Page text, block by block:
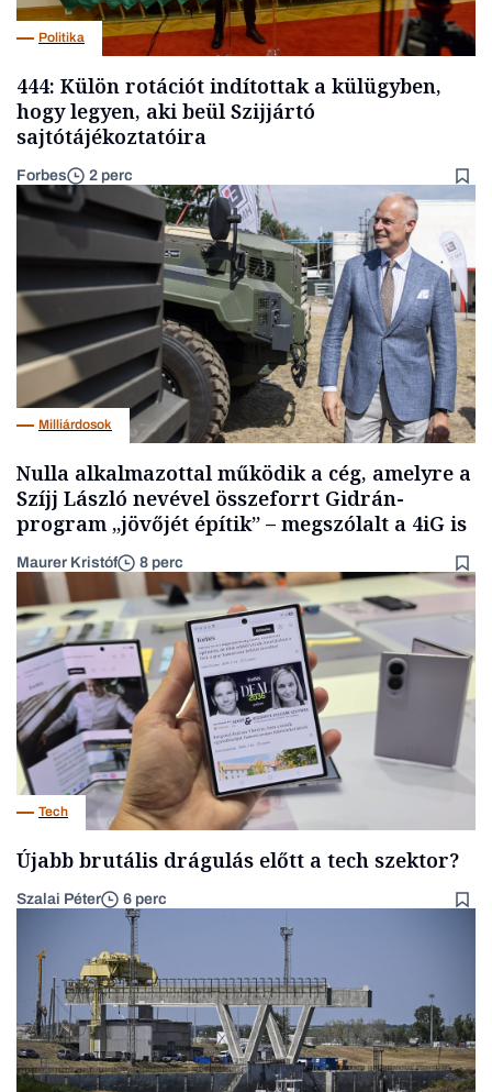
Politika
444: Külön rotációt indítottak a külügyben,
hogy legyen, aki beül Szijjártó
sajtótájékoztatóira
Forbes 2 perc
Milliárdosok
Nulla alkalmazottal működik a cég, amelyre a
Szíjj László nevével összeforrt Gidrán-
program „jövőjét építik” – megszólalt a 4iG is
Maurer Kristóf 8 perc
Tech
Újabb brutális drágulás előtt a tech szektor?
Szalai Péter 6 perc